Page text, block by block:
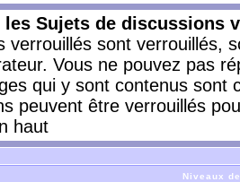
les Sujets de discussions
verrouillés sont verrouillés,
Vous ne pouvez pas
qui y sont contenus
peuvent être verrouillés
haut
Niveaux